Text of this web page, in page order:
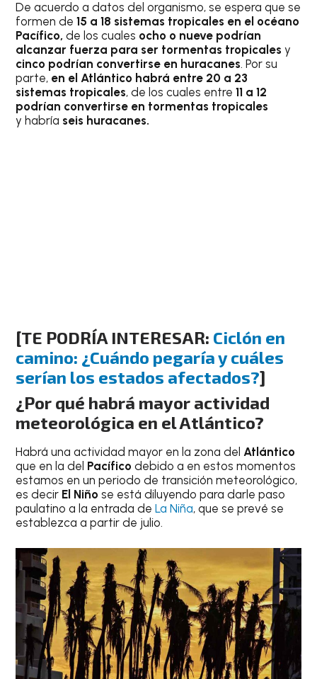
De acuerdo a datos del organismo, se espera que se
formen de15 a 18 sistemas tropicales en el océano
Pacífico,de los cuales ocho o nueve podrían
alcanzar fuerza para ser tormentas tropicales y
cinco podrían convertirse en huracanes. Por su
parte, en el Atlántico habrá entre 20 a 23
sistemas tropicales, de los cuales entre11 a 12
podrían convertirse en tormentas tropicales
y habría seis huracanes.
[TE PODRÍA INTERESAR: Ciclón en
camino: ¿Cuándo pegaría y cuáles
serían los estados afectados?]
¿Por qué habrá mayor actividad
meteorológica en el Atlántico?
Habrá una actividad mayor en la zona delAtlántico
que en la del Pacífico debido a en estos momentos
estamos en un periodo de transición meteorológico,
es decir El Niño se está diluyendo para darle paso
paulatino a la entrada deLa Niña, que se prevé se
establezca a partir de julio.